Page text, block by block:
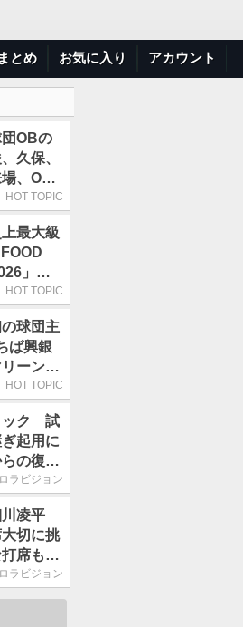
とめ お気に入り アカウント
団OBの
久保、
、OB
日開催
HOT TOPIC
上最大級
」第4
ール半額
HOT TOPIC
の球団主
ば興銀
ーンズ
ム
HOT TOPIC
ック 試
起用に
の復帰
前半戦通
ラビジョン
川凌平
切に挑
席も何
打席にし
ラビジョン